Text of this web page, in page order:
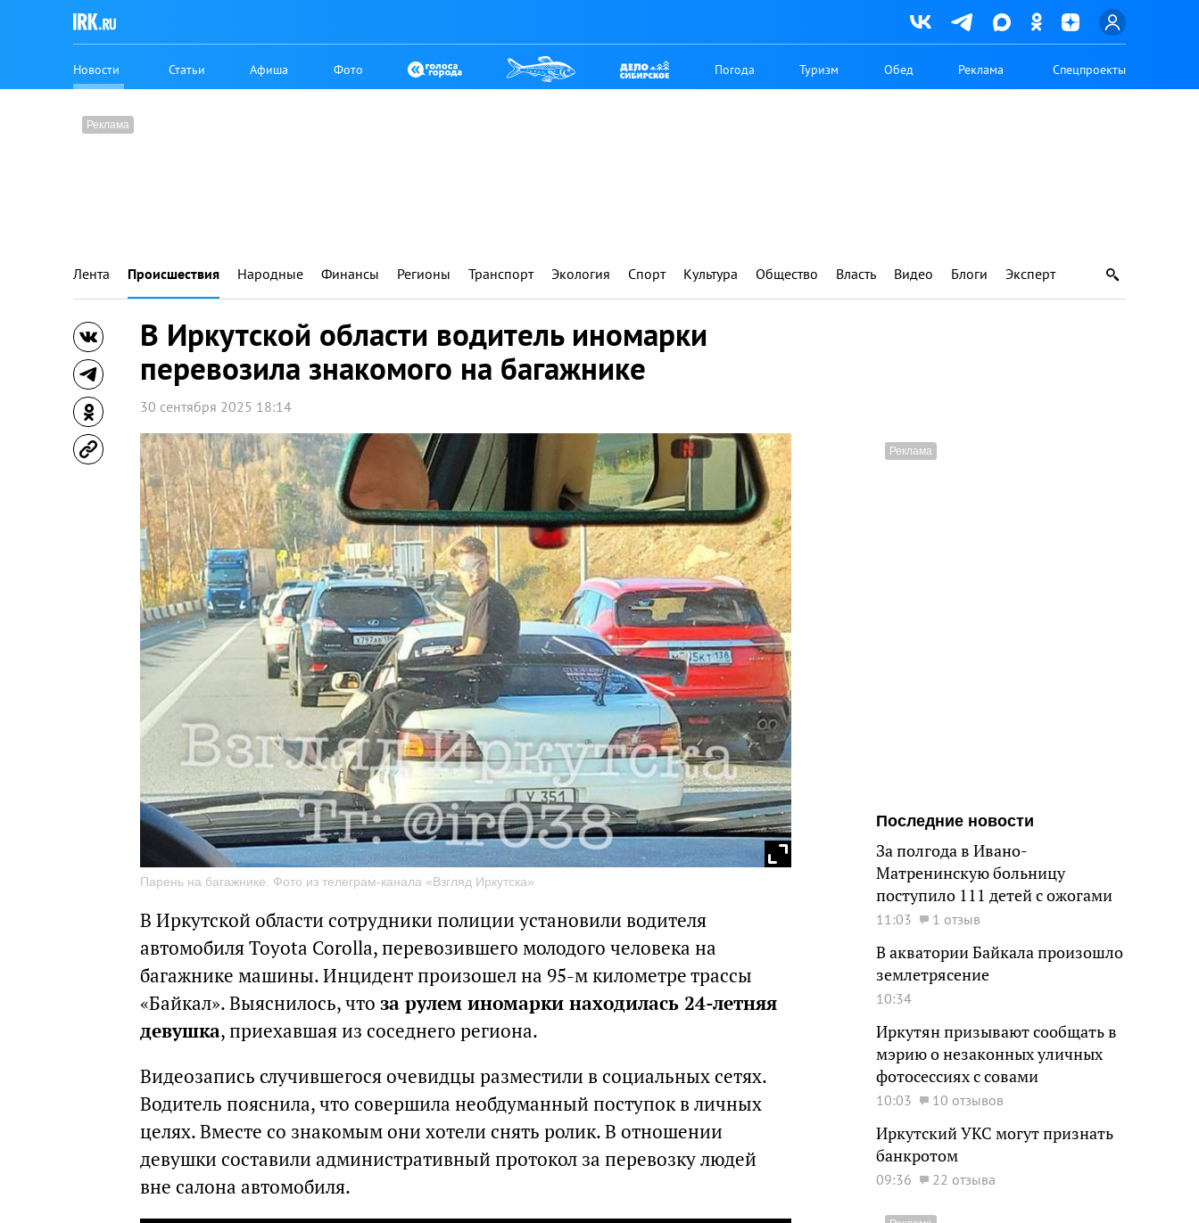
Новости Статьи Афиша Фото Погода Туризм Обед Реклама Спецпроекты
Лента Происшествия Народные Финансы Регионы Транспорт Экология Спорт Культура Общество Власть Видео Блоги Эксперт
В Иркутской области водитель иномарки
перевозила знакомого на багажнике
30 сентября 2025 18:14
Парень на багажнике. Фото из телеграм-канала «Взгляд Иркутска»
В Иркутской области сотрудники полиции установили водителя
автомобиля Toyota Corolla, перевозившего молодого человека на
багажнике машины. Инцидент произошел на 95-м километре трассы
«Байкал». Выяснилось, что за рулем иномарки находилась 24-летняя
девушка, приехавшая из соседнего региона.
Видеозапись случившегося очевидцы разместили в социальных сетях.
Водитель пояснила, что совершила необдуманный поступок в личных
целях. Вместе со знакомым они хотели снять ролик. В отношении
девушки составили административный протокол за перевозку людей
вне салона автомобиля.
Последние новости
За полгода в Ивано-
Матренинскую больницу
поступило 111 детей с ожогами
11:03 1 отзыв
В акватории Байкала произошло
землетрясение
10:34
Иркутян призывают сообщать в
мэрию о незаконных уличных
фотосессиях с совами
10:03 10 отзывов
Иркутский УКС могут признать
банкротом
09:36 22 отзыва